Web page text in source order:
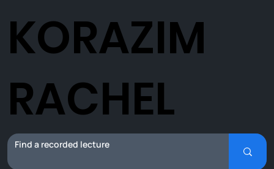
KORAZIM
RACHEL